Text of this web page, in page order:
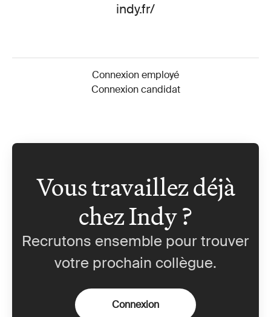
indy.fr/
Connexion employé
Connexion candidat
Vous travaillez déjà
chez Indy ?
Recrutons ensemble pour trouver
votre prochain collègue.
Connexion